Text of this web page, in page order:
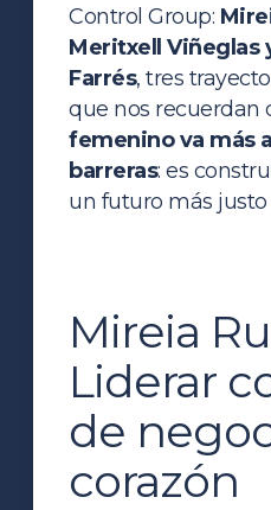
Control Group:
Meritxell Viñeglas
Farrés, tres
que nos recuerdan
femenino va más
barreras: es
un futuro más
Mireia
Liderar
de
corazón